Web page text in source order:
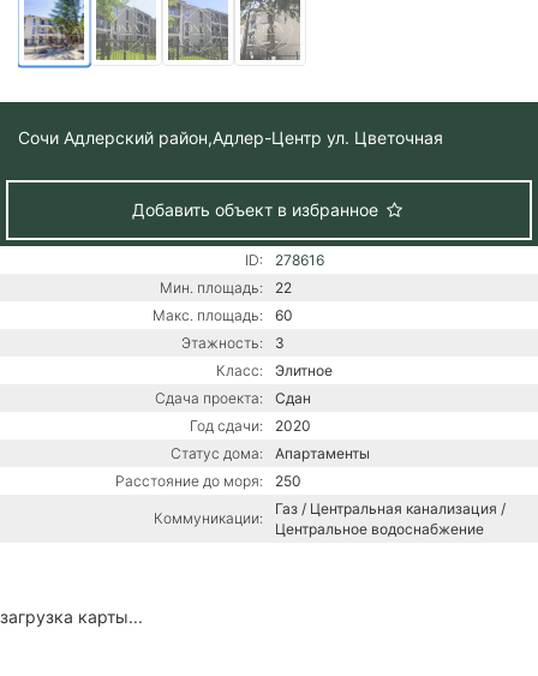
Сочи Адлерский район,Адлер-Центр ул. Цветочная
Добавить объект в избранное
ID:
278616
Мин. площадь:
22
Макс. площадь:
60
Этажность:
3
Класс:
Элитное
Сдача проекта:
Сдан
Год сдачи:
2020
Статус дома:
Апартаменты
Расстояние до моря:
250
Коммуникации:
Газ / Центральная канализация /
Центральное водоснабжение
загрузка карты...